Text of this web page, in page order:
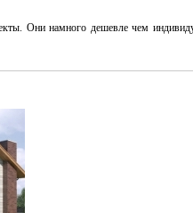
Они намного дешевле чем